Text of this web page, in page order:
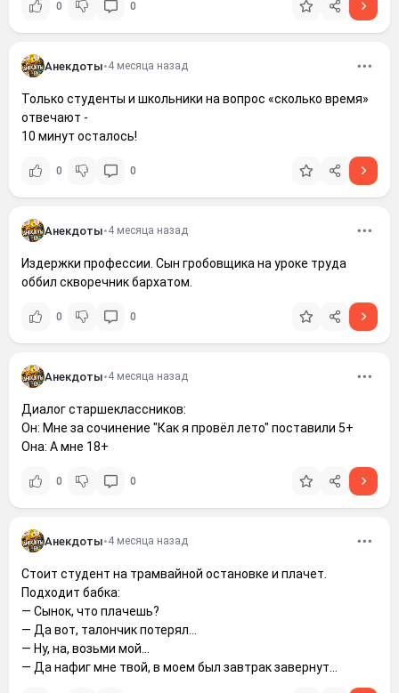
0 0
Анекдоты•4 месяца назад
Только студенты и школьники на вопрос «сколько время»
отвечают -
10 минут осталось!
0 0
Анекдоты•4 месяца назад
Издержки профессии. Сын гробовщика на уроке труда
оббил скворечник бархатом.
0 0
Анекдоты•4 месяца назад
Диалог старшеклассников:
Он: Мне за сочинение "Как я провёл лето" поставили 5+
Она: А мне 18+
0 0
Анекдоты•4 месяца назад
Стоит студент на трамвайной остановке и плачет.
Подходит бабка:
— Сынок, что плачешь?
— Да вот, талончик потерял...
— Ну, на, возьми мой...
— Да нафиг мне твой, в моем был завтрак завернут...